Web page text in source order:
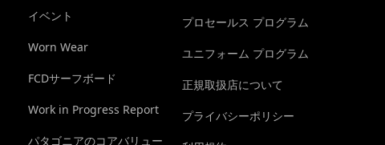
イベント
Worn Wear
FCDサーフボード
Work in Progress Report
パタゴニアのコアバリュー
プロセールス プログラム
ユニフォーム プログラム
正規取扱店について
プライバシーポリシー